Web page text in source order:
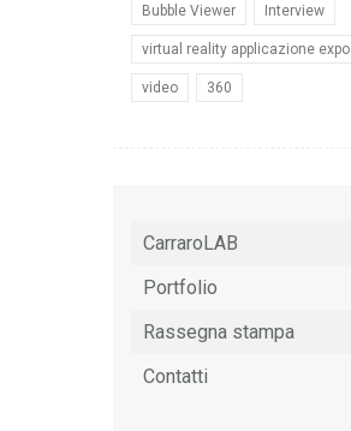
Bubble Viewer Interview
virtual reality applicazione expo
video 360
CarraroLAB
Portfolio
Rassegna stampa
Contatti